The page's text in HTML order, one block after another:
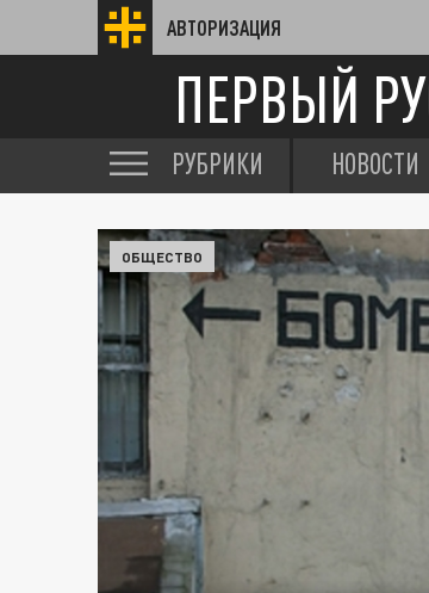
АВТОРИЗАЦИЯ
ПЕРВЫЙ
РУБРИКИ НОВОСТИ
ОБЩЕСТВО